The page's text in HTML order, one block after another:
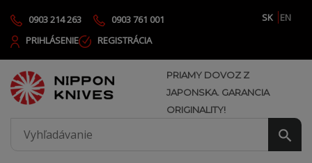
0903 214 263 0903 761 001 SK
EN
PRIHLÁSENIE
REGISTRÁCIA
PRIAMY DOVOZ Z
JAPONSKA. GARANCIA
ORIGINALITY!